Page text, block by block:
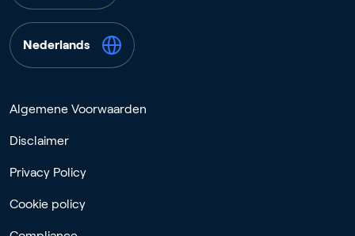
Nederlands
Algemene Voorwaarden
Disclaimer
Privacy Policy
Cookie policy